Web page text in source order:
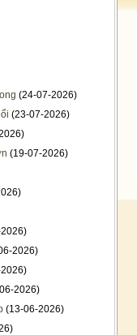
(24-07-2026)
(23-07-2026)
(19-07-2026)
2026)
2026)
(13-06-2026)